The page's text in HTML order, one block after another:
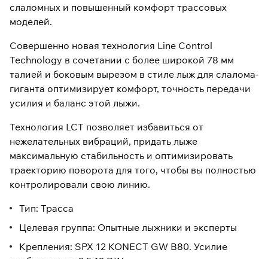
слаломных и повышенный комфорт трассовых
моделей.
Совершенно новая технология Line Control
Technology в сочетании с более широкой 78 мм
талией и боковым вырезом в стиле лыж для слалома-
гиганта оптимизирует комфорт, точность передачи
усилия и баланс этой лыжи.
Технология LCT позволяет избавиться от
нежелательных вибраций, придать лыже
максимальную стабильность и оптимизировать
траекторию поворота для того, чтобы вы полностью
контролировали свою линию.
Тип: Трасса
Целевая группа: Опытные лыжники и эксперты
Крепления: SPX 12 KONECT GW B80. Усилие